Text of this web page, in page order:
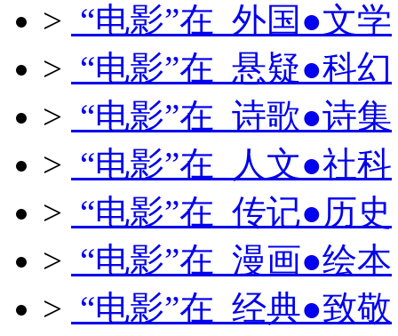
> “电影”在 外国●文学
> “电影”在 悬疑●科幻
> “电影”在 诗歌●诗集
> “电影”在 人文●社科
> “电影”在 传记●历史
> “电影”在 漫画●绘本
> “电影”在 经典●致敬